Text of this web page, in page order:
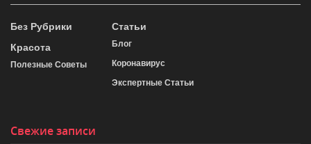
Без Рубрики
Красота
Полезные Советы
Статьи
Блог
Коронавирус
Экспертные Статьи
Свежие записи